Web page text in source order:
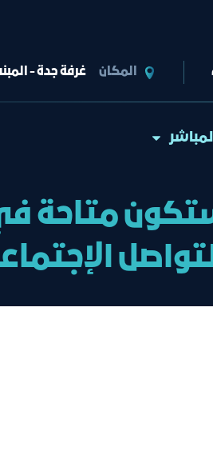
المكان غرفة جدة -
متاحة